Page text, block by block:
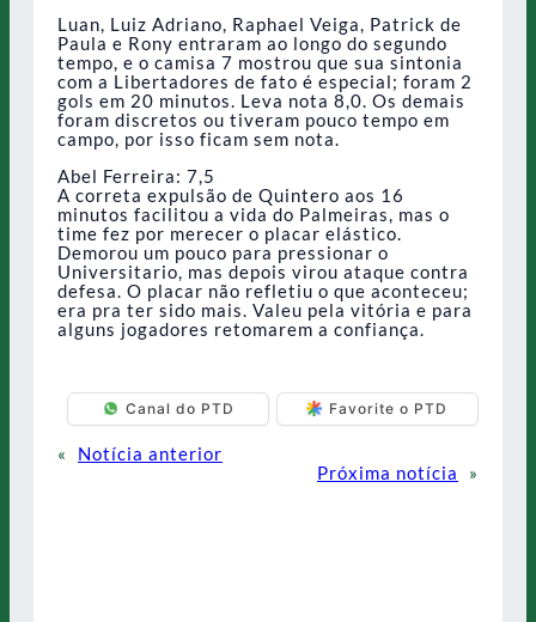
Luan, Luiz Adriano, Raphael Veiga, Patrick de
Paula e Rony entraram ao longo do segundo
tempo, e o camisa 7 mostrou que sua sintonia
com a Libertadores de fato é especial; foram 2
gols em 20 minutos. Leva nota 8,0. Os demais
foram discretos ou tiveram pouco tempo em
campo, por isso ficam sem nota.
Abel Ferreira: 7,5
A correta expulsão de Quintero aos 16
minutos facilitou a vida do Palmeiras, mas o
time fez por merecer o placar elástico.
Demorou um pouco para pressionar o
Universitario, mas depois virou ataque contra
defesa. O placar não refletiu o que aconteceu;
era pra ter sido mais. Valeu pela vitória e para
alguns jogadores retomarem a confiança.
Canal do PTD Favorite o PTD
«
Notícia anterior
Próxima notícia
»